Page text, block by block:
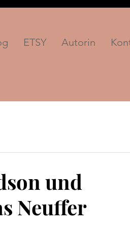
ETSY Autorin
und
Neuffer